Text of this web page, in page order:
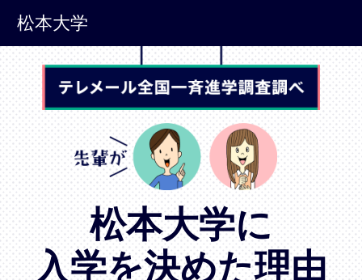
松本大学
松本大学に
入学を決めた理由